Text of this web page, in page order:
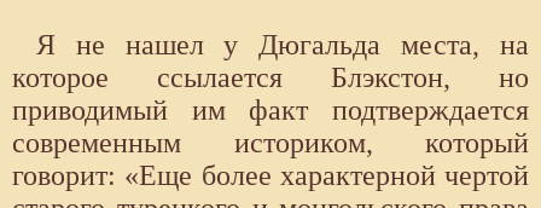
Я не нашел у Дюгальда места, на
которое ссылается Блэкстон, но
приводимый им факт подтверждается
современным историком, который
говорит: «Еще более характерной чертой